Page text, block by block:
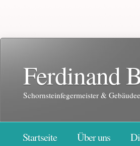
Ferdinand
Schornsteinfegermeister &
Startseite Über uns